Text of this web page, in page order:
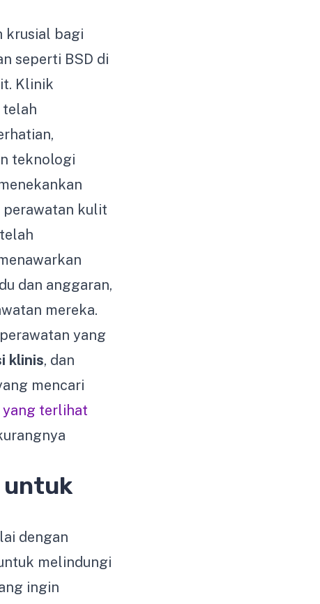
krusial bagi
seperti BSD di
Klinik
telah
teknologi
perawatan kulit
telah
dan anggaran,
mereka.
yang
klinis, dan
mencari
yang terlihat
untuk
dengan
melindungi
ingin